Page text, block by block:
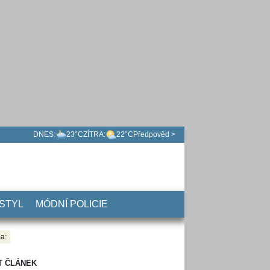
DNES: 23°CZÍTRA: 22°C Předpověd >
MÓDNÍ POLICIE
ČLÁNEK